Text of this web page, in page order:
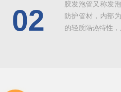
02
胶发泡管又称发
防护管材，内部
的轻质隔热特性